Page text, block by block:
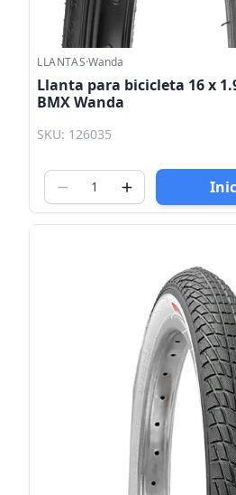
LLANTAS·Wanda
Llanta para bicicleta 16 x
BMX Wanda
SKU: 126035